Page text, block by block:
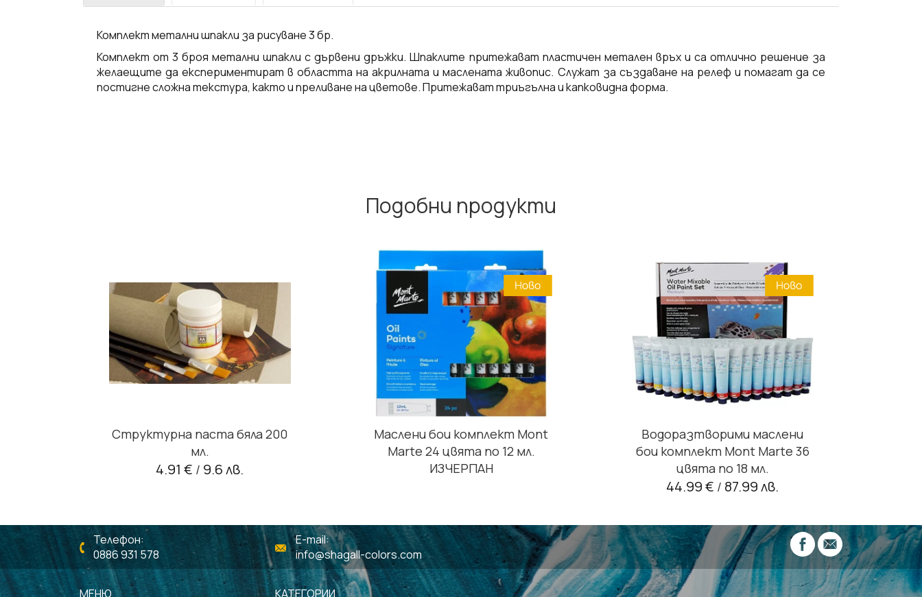
Комплект метални шпакли за рисуване 3 бр.
Комплект от 3 броя метални шпакли с дървени дръжки. Шпаклите притежават пластичен метален връх и са отлично решение за
желаещите да експериментират в областта на акрилната и маслената живопис. Служат за създаване на релеф и помагат да се
постигне сложна текстура, както и преливане на цветове. Притежават триъгълна и капковидна форма.
Подобни продукти
Структурна паста бяла 200
мл.
4.91 € / 9.6 лв.
Маслени бои комплект Mont
Marte 24 цвята по 12 мл.
ИЗЧЕРПАН
Водоразтворими маслени
бои комплект Mont Marte 36
цвята по 18 мл.
44.99 € / 87.99 лв.
Телефон:
0886 931 578
E-mail:
info@shagall-colors.com
МЕНЮ КАТЕГОРИИ